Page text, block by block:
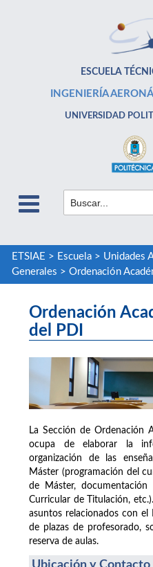
ESCUELA
INGENIERÍA
UNIVERSIDAD
ETSIAE > Escuela> Unidades
Generales > Ordenación
Ordenación
del PDI
La Sección de Ordenación
ocupa de elaborar la
organización de las
Máster (programación del
de Máster, documentación
Curricular de Titulación,
asuntos relacionados con
de plazas de profesorado,
reserva de aulas.